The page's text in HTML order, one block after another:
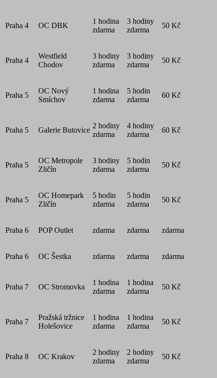
Praha 4 OC DBK
1 hodina
zdarma
3 hodiny
zdarma
50 Kč
Praha 4
Westfield
Chodov
3 hodiny
zdarma
3 hodiny
zdarma
50 Kč
Praha 5
OC Nový
Smíchov
1 hodina
zdarma
5 hodin
zdarma
60 Kč
Praha 5 Galerie Butovice
2 hodiny
zdarma
4 hodiny
zdarma
60 Kč
Praha 5
OC Metropole
Zličín
3 hodiny
zdarma
5 hodin
zdarma
50 Kč
Praha 5
OC Homepark
Zličín
5 hodin
zdarma
5 hodin
zdarma
50 Kč
Praha 6 POP Outlet zdarma zdarma zdarma
Praha 6 OC Šestka zdarma zdarma zdarma
Praha 7 OC Stromovka
1 hodina
zdarma
1 hodina
zdarma
50 Kč
Praha 7
Pražská tržnice
Holešovice
1 hodina
zdarma
1 hodina
zdarma
50 Kč
Praha 8 OC Krakov
2 hodiny
zdarma
2 hodiny
zdarma
50 Kč